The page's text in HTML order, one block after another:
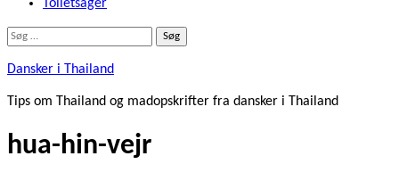
Toiletsager
Søg
Dansker i Thailand
Tips om Thailand og madopskrifter fra dansker i Thailand
hua-hin-vejr